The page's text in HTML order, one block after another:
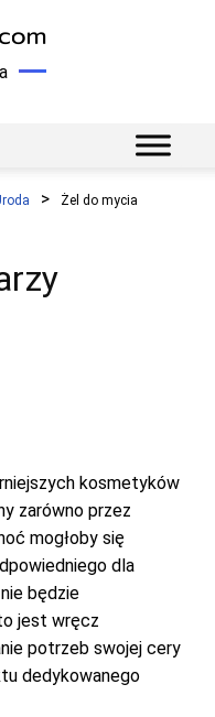
Żel do mycia
kosmetyków
zarówno przez
mogłoby się
dla
będzie
jest wręcz
potrzeb swojej cery
dedykowanego